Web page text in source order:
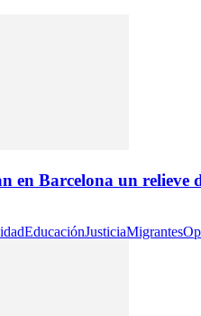
en Barcelona un
EducaciónJusticiaMigrantes